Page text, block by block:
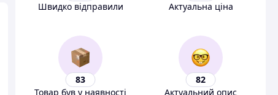
Швидко відправили
Актуальна ціна
83
Товар був у наявності
82
Актуальний опис